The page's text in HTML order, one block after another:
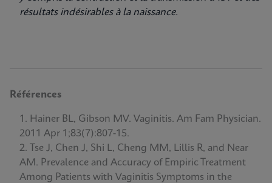
résultats indésirables à la naissance.
Références
Hainer BL, Gibson MV. Vaginitis. Am Fam Physician.
2011 Apr 1;83(7):807-15.
Tse J, Chen J, Shi L, Cheng MM, Lillis R, and Near
AM. Prevalence and Accuracy of Empiric Treatment
Among Patients with Vaginitis Symptoms in the